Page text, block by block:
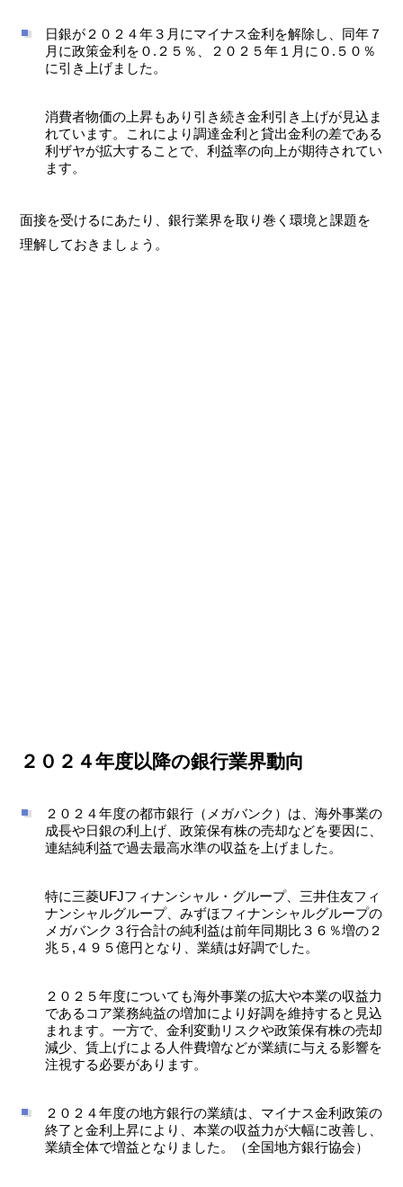
日銀が２０２４年３月にマイナス金利を解除し、同年７
月に政策金利を０.２５％、２０２５年１月に０.５０％
に引き上げました。
消費者物価の上昇もあり引き続き金利引き上げが見込ま
れています。これにより調達金利と貸出金利の差である
利ザヤが拡大することで、利益率の向上が期待されてい
ます。
面接を受けるにあたり、銀行業界を取り巻く環境と課題を
理解しておきましょう。
２０２４年度以降の銀行業界動向
２０２４年度の都市銀行（メガバンク）は、海外事業の
成長や日銀の利上げ、政策保有株の売却などを要因に、
連結純利益で過去最高水準の収益を上げました。
特に三菱UFJフィナンシャル・グループ、三井住友フィ
ナンシャルグループ、みずほフィナンシャルグループの
メガバンク３行合計の純利益は前年同期比３６％増の２
兆５,４９５億円となり、業績は好調でした。
２０２５年度についても海外事業の拡大や本業の収益力
であるコア業務純益の増加により好調を維持すると見込
まれます。一方で、金利変動リスクや政策保有株の売却
減少、賃上げによる人件費増などが業績に与える影響を
注視する必要があります。
２０２４年度の地方銀行の業績は、マイナス金利政策の
終了と金利上昇により、本業の収益力が大幅に改善し、
業績全体で増益となりました。（全国地方銀行協会）